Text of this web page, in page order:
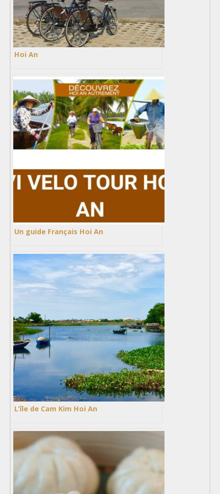
Hoi An
Un guide Français Hoi An
L’île de Cam Kim Hoi An